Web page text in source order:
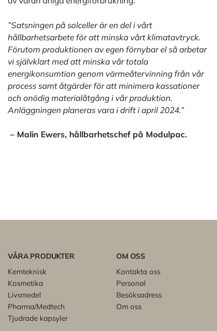
”Satsningen på solceller är en del i vårt
hållbarhetsarbete för att minska vårt klimatavtryck.
Förutom produktionen av egen förnybar el så arbetar
vi självklart med att minska vår totala
energikonsumtion genom värmeåtervinning från vår
process samt åtgärder för att minimera kassationer
och onödig materialåtgång i vår produktion.
Anläggningen planeras vara i drift i april 2024.”
– Malin Ewers, hållbarhetschef på Modulpac.
VÅRA PRODUKTER
Kemteknisk
Kosmetika
Livsmedel
Pharma/Medtech
Tjudrade kapsyler
OM OSS
Kontakta oss
Personal
Besöksadress
Om oss